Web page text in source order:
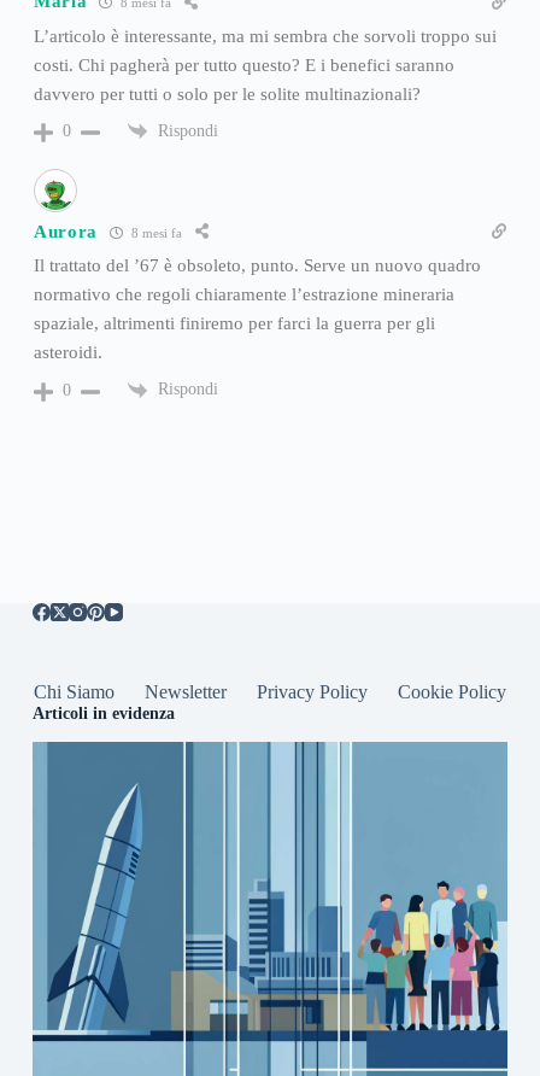
L’articolo è interessante, ma mi sembra che sorvoli troppo sui
costi. Chi pagherà per tutto questo? E i benefici saranno
davvero per tutti o solo per le solite multinazionali?
0 Rispondi
Aurora 8 mesi fa
Il trattato del ’67 è obsoleto, punto. Serve un nuovo quadro
normativo che regoli chiaramente l’estrazione mineraria
spaziale, altrimenti finiremo per farci la guerra per gli
asteroidi.
0 Rispondi
Chi Siamo Newsletter Privacy Policy Cookie Policy
Articoli in evidenza